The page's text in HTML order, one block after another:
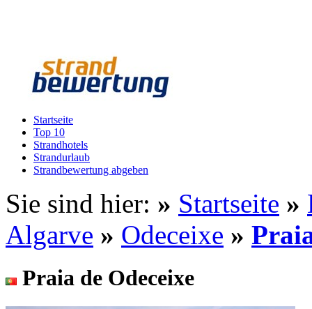
Startseite
Top 10
Strandhotels
Strandurlaub
Strandbewertung abgeben
Sie sind hier: » Startseite »
Algarve » Odeceixe »
Praia de Odeceixe